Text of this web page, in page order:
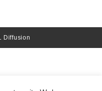
Diffusion